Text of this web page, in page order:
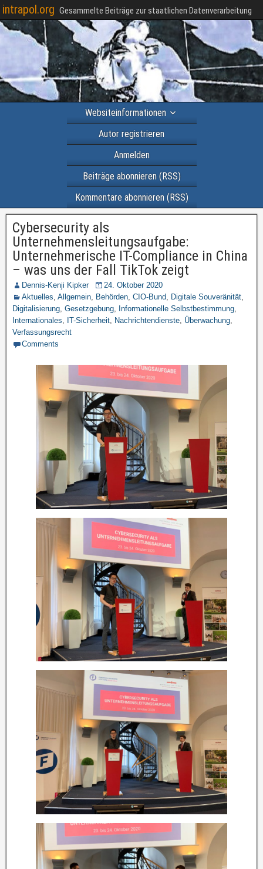
intrapol.org Gesammelte Beiträge zur staatlichen Datenverarbeitung
Websiteinformationen
Autor registrieren
Anmelden
Beiträge abonnieren (RSS)
Kommentare abonnieren (RSS)
Cybersecurity als
Unternehmensleitungsaufgabe:
Unternehmerische IT-Compliance in China
– was uns der Fall TikTok zeigt
Dennis-Kenji Kipker
24. Oktober 2020
Aktuelles, Allgemein, Behörden, CIO-Bund, Digitale Souveränität,
Digitalisierung, Gesetzgebung, Informationelle Selbstbestimmung,
Internationales, IT-Sicherheit, Nachrichtendienste, Überwachung,
Verfassungsrecht
Comments